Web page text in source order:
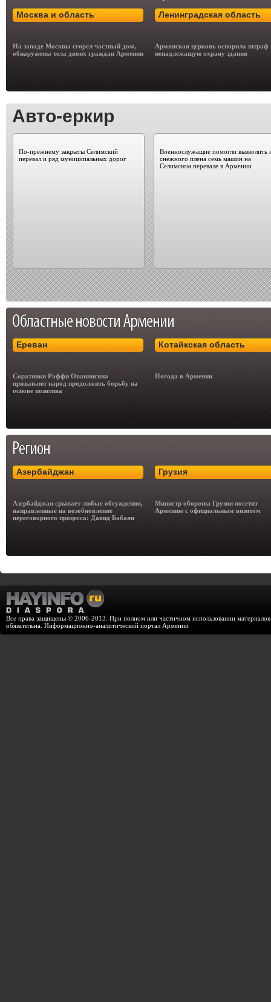
Москва и область
На западе Москвы сгорел частный дом,
обнаружены тела двоих граждан Армении
Ленинградская область
Армянская церковь оспорила штраф
ненадлежащую охрану здания
Авто-еркир
По-прежнему закрыты Селимский
перевал и ряд муниципальных дорог
Военнослужащие помогли вызволить
снежного плена семь машин на
Селимском перевале в Армении
Ереван
Соратники Раффи Ованнисяна
призывают народ продолжить борьбу на
основе позитива
Котайкская область
Погода в Армении
Азербайджан
Азербайджан срывает любые обсуждения,
направленные на возобновление
переговорного процесса: Давид Бабаян
Грузия
Министр обороны Грузии посетит
Армению с официальным визитом
Все права защищены © 2006-2013. При полном или частичном использовании
обязательна. Информационно-аналитический портал Армении